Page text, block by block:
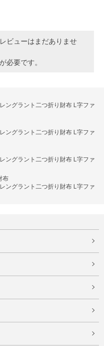
ビューはまだありませ
が必要です。
ングラント二つ折り財布 L字ファ
ングラント二つ折り財布 L字ファ
ングラント二つ折り財布 L字ファ
布
ングラント二つ折り財布 L字ファ